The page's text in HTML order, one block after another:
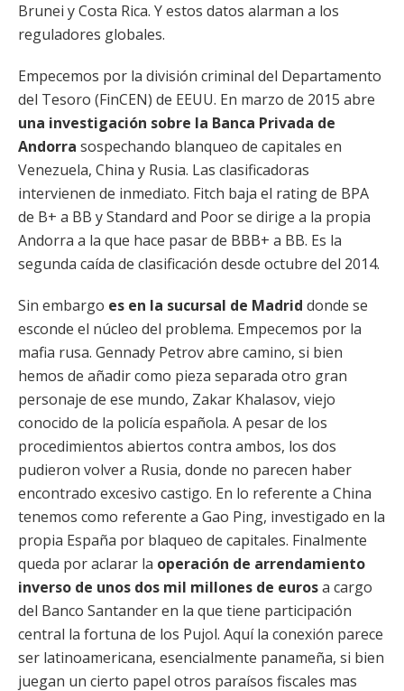
Brunei y Costa Rica. Y estos datos alarman a los
reguladores globales.
Empecemos por la división criminal del Departamento
del Tesoro (FinCEN) de EEUU. En marzo de 2015 abre
una investigación sobre la Banca Privada de
Andorra sospechando blanqueo de capitales en
Venezuela, China y Rusia. Las clasificadoras
intervienen de inmediato. Fitch baja el rating de BPA
de B+ a BB y Standard and Poor se dirige a la propia
Andorra a la que hace pasar de BBB+ a BB. Es la
segunda caída de clasificación desde octubre del 2014.
Sin embargo es en la sucursal de Madrid donde se
esconde el núcleo del problema. Empecemos por la
mafia rusa. Gennady Petrov abre camino, si bien
hemos de añadir como pieza separada otro gran
personaje de ese mundo, Zakar Khalasov, viejo
conocido de la policía española. A pesar de los
procedimientos abiertos contra ambos, los dos
pudieron volver a Rusia, donde no parecen haber
encontrado excesivo castigo. En lo referente a China
tenemos como referente a Gao Ping, investigado en la
propia España por blaqueo de capitales. Finalmente
queda por aclarar la operación de arrendamiento
inverso de unos dos mil millones de eurosa cargo
del Banco Santander en la que tiene participación
central la fortuna de los Pujol. Aquí la conexión parece
ser latinoamericana, esencialmente panameña, si bien
juegan un cierto papel otros paraísos fiscales mas